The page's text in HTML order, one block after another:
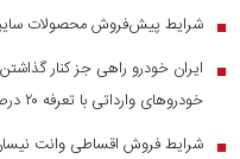
■ شرایط پیش‌فروش محصولات
■
ایران خودرو راهی جز کنار
خودرو‌های وارداتی با تعرفه ۲۰ درصد به زیر ۲ میلیارد می‌رسند
■ شرایط فروش اقساطی وانت